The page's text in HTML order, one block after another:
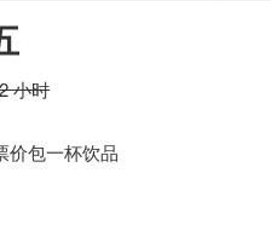
小时
价包一杯饮品